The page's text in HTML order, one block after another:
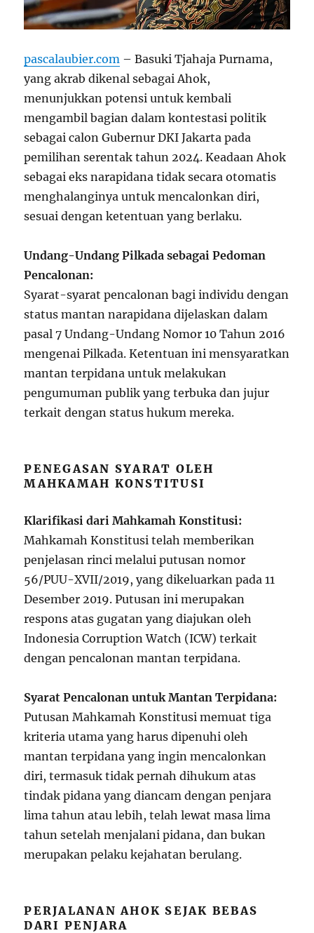
pascalaubier.com – Basuki Tjahaja Purnama,
yang akrab dikenal sebagai Ahok,
menunjukkan potensi untuk kembali
mengambil bagian dalam kontestasi politik
sebagai calon Gubernur DKI Jakarta pada
pemilihan serentak tahun 2024. Keadaan Ahok
sebagai eks narapidana tidak secara otomatis
menghalanginya untuk mencalonkan diri,
sesuai dengan ketentuan yang berlaku.
Undang-Undang Pilkada sebagai Pedoman
Pencalonan:
Syarat-syarat pencalonan bagi individu dengan
status mantan narapidana dijelaskan dalam
pasal 7 Undang-Undang Nomor 10 Tahun 2016
mengenai Pilkada. Ketentuan ini mensyaratkan
mantan terpidana untuk melakukan
pengumuman publik yang terbuka dan jujur
terkait dengan status hukum mereka.
PENEGASAN SYARAT OLEH
MAHKAMAH KONSTITUSI
Klarifikasi dari Mahkamah Konstitusi:
Mahkamah Konstitusi telah memberikan
penjelasan rinci melalui putusan nomor
56/PUU-XVII/2019, yang dikeluarkan pada 11
Desember 2019. Putusan ini merupakan
respons atas gugatan yang diajukan oleh
Indonesia Corruption Watch (ICW) terkait
dengan pencalonan mantan terpidana.
Syarat Pencalonan untuk Mantan Terpidana:
Putusan Mahkamah Konstitusi memuat tiga
kriteria utama yang harus dipenuhi oleh
mantan terpidana yang ingin mencalonkan
diri, termasuk tidak pernah dihukum atas
tindak pidana yang diancam dengan penjara
lima tahun atau lebih, telah lewat masa lima
tahun setelah menjalani pidana, dan bukan
merupakan pelaku kejahatan berulang.
PERJALANAN AHOK SEJAK BEBAS
DARI PENJARA